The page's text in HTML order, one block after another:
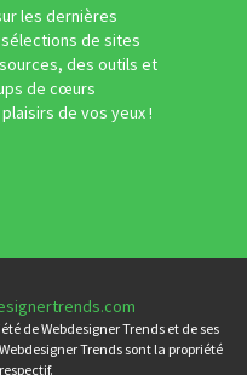
les dernières
de sites
des outils et
de cœurs
de vos yeux !
de Webdesigner Trends et de ses
Trends sont la propriété